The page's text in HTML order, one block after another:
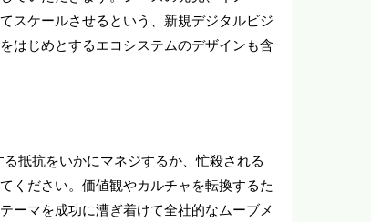
スケールさせるという、新規デジタルビジ
はじめとするエコシステムのデザインも含
抵抗をいかにマネジするか、忙殺される
ください。価値観やカルチャを転換するた
ーマを成功に漕ぎ着けて全社的なムーブメ